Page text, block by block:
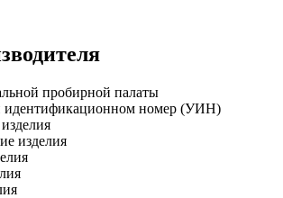
пробирной палаты
идентификационном номер (УИН)
изделия